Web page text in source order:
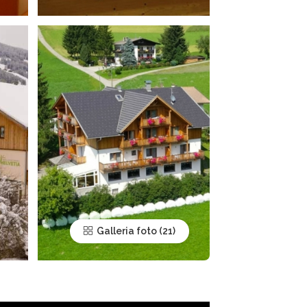
Galleria foto